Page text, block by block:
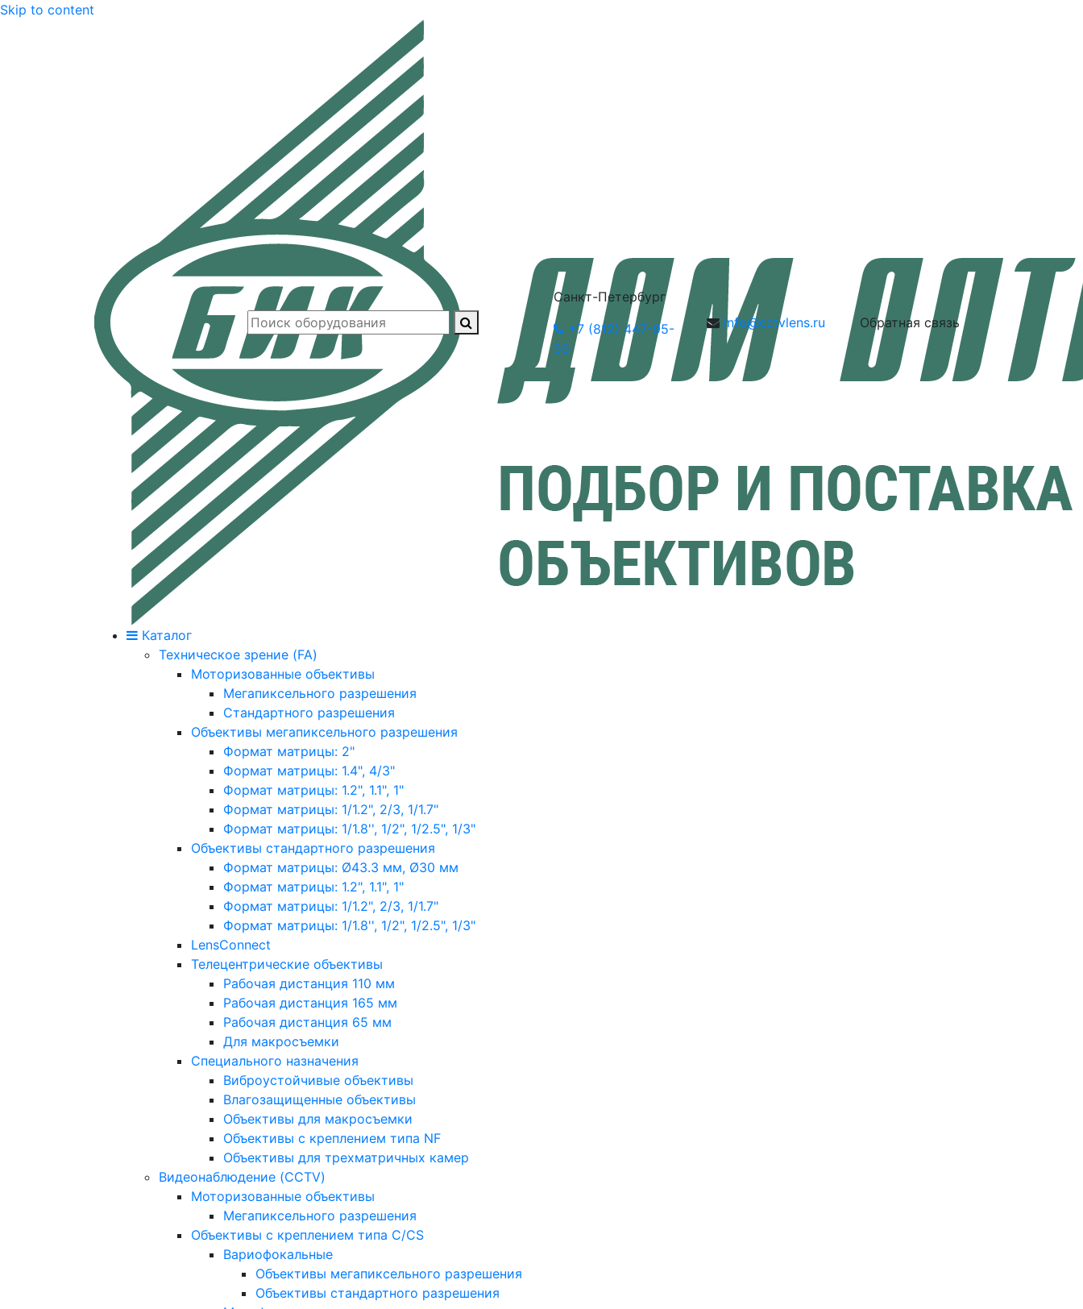
Skip to content
Санкт-Петербург
+7 (812) 447-95-
55
info@cctvlens.ru Обратная связь
Каталог
Техническое зрение (FA)
Моторизованные объективы
Мегапиксельного разрешения
Стандартного разрешения
Объективы мегапиксельного разрешения
Формат матрицы: 2"
Формат матрицы: 1.4", 4/3"
Формат матрицы: 1.2", 1.1", 1"
Формат матрицы: 1/1.2", 2/3, 1/1.7"
Формат матрицы: 1/1.8'', 1/2", 1/2.5", 1/3"
Объективы стандартного разрешения
Формат матрицы: Ø43.3 мм, Ø30 мм
Формат матрицы: 1.2", 1.1", 1"
Формат матрицы: 1/1.2", 2/3, 1/1.7"
Формат матрицы: 1/1.8'', 1/2", 1/2.5", 1/3"
LensConnect
Телецентрические объективы
Рабочая дистанция 110 мм
Рабочая дистанция 165 мм
Рабочая дистанция 65 мм
Для макросъемки
Специального назначения
Виброустойчивые объективы
Влагозащищенные объективы
Объективы для макросъемки
Объективы с креплением типа NF
Объективы для трехматричных камер
Видеонаблюдение (CCTV)
Моторизованные объективы
Мегапиксельного разрешения
Объективы с креплением типа C/CS
Вариофокальные
Объективы мегапиксельного разрешения
Объективы стандартного разрешения